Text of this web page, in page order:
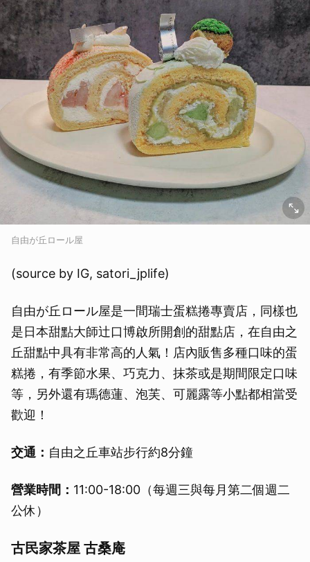
自由が丘ロール屋
(source by IG, satori_jplife)
自由が丘ロール屋是一間瑞士蛋糕捲專賣店，同樣也
是日本甜點大師辻口博啟所開創的甜點店，在自由之
丘甜點中具有非常高的人氣！店內販售多種口味的蛋
糕捲，有季節水果、巧克力、抹茶或是期間限定口味
等，另外還有瑪德蓮、泡芙、可麗露等小點都相當受
歡迎！
交通： 自由之丘車站步行約8分鐘
營業時間： 11:00-18:00（每週三與每月第二個週二
公休）
古民家茶屋 古桑庵